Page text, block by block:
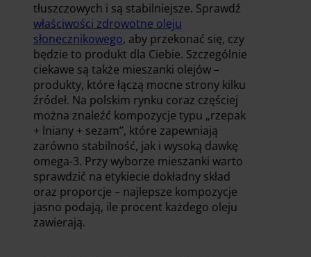
tłuszczowych i są stabilniejsze. Sprawdź
właściwości zdrowotne oleju
słonecznikowego, aby przekonać się, czy
będzie to produkt dla Ciebie. Szczególnie
ciekawe są także mieszanki olejów –
produkty, które łączą mocne strony kilku
źródeł. Na polskim rynku coraz częściej
można znaleźć kompozycje typu „rzepak
+ lniany + sezam”, które zapewniają
zarówno stabilność, jak i wysoką dawkę
omega-3. Przy wyborze mieszanki warto
sprawdzić na etykiecie dokładny skład
oraz proporcje – najlepsze kompozycje
jasno podają, ile procent każdego oleju
zawierają.